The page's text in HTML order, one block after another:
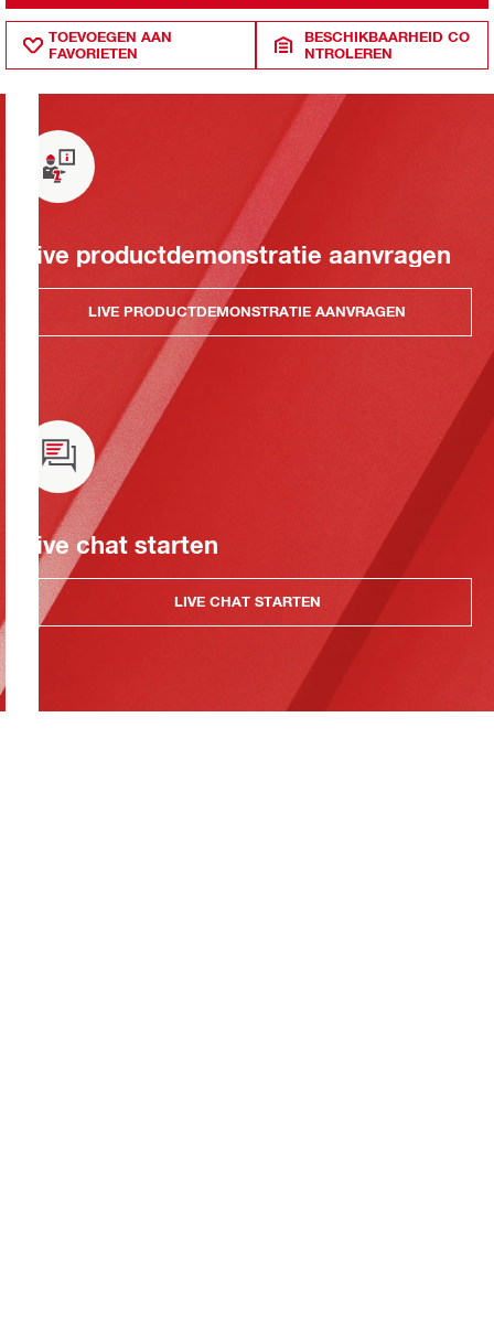
TOEVOEGEN AAN
FAVORIETEN
BESCHIKBAARHEID CO
NTROLEREN
Live productdemonstratie aanvragen
LIVE PRODUCTDEMONSTRATIE AANVRAGEN
Live chat starten
LIVE CHAT STARTEN